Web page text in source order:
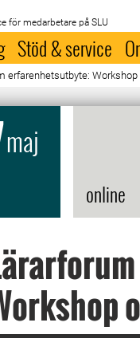
för medarbetare på SLU
Stöd & service
erfarenhetsutbyte: Workshop
maj
online